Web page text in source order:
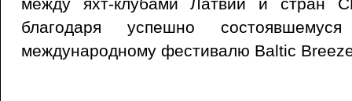
благодаря успешно
международному фестивалю Baltic